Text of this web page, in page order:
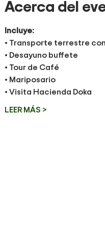
Acerca del
Incluye:
• Transporte terrestre
• Desayuno buffete
• Tour de Café
• Mariposario
• Visita Hacienda Doka
LEER MÁS >